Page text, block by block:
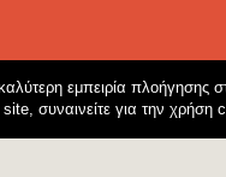
εμπειρία πλοήγησης
συναινείτε για την χρήση